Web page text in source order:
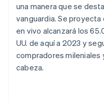
una manera que se
vanguardia. Se
en vivo alcanzará los
UU. de aquí a 2023 y
compradores mileniales
cabeza.